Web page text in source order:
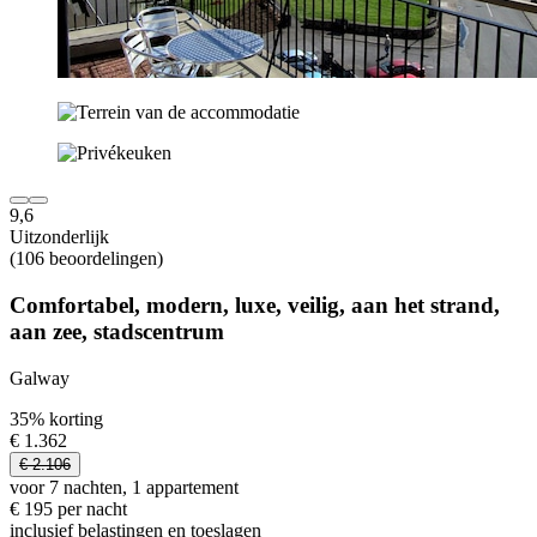
9,6
Uitzonderlijk
(106 beoordelingen)
Comfortabel, modern, luxe, veilig, aan het strand,
aan zee, stadscentrum
Galway
35% korting
€ 1.362
€ 2.106
voor 7 nachten, 1 appartement
€ 195 per nacht
inclusief belastingen en toeslagen